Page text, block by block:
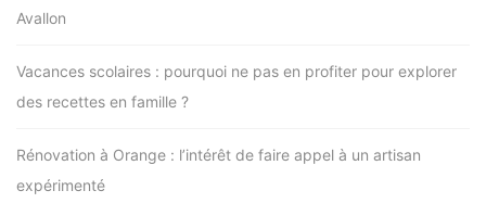
Avallon
Vacances scolaires : pourquoi ne pas en profiter pour explorer
des recettes en famille ?
Rénovation à Orange : l’intérêt de faire appel à un artisan
expérimenté